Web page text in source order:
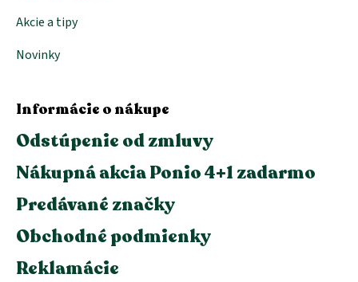
Akcie a tipy
Novinky
Informácie o nákupe
Odstúpenie od zmluvy
Nákupná akcia Ponio 4+1 zadarmo
Predávané značky
Obchodné podmienky
Reklamácie